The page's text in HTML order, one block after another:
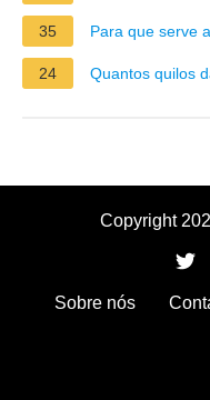
35 Para que serve
24 Quantos quilos
Copyright
Sobre nós